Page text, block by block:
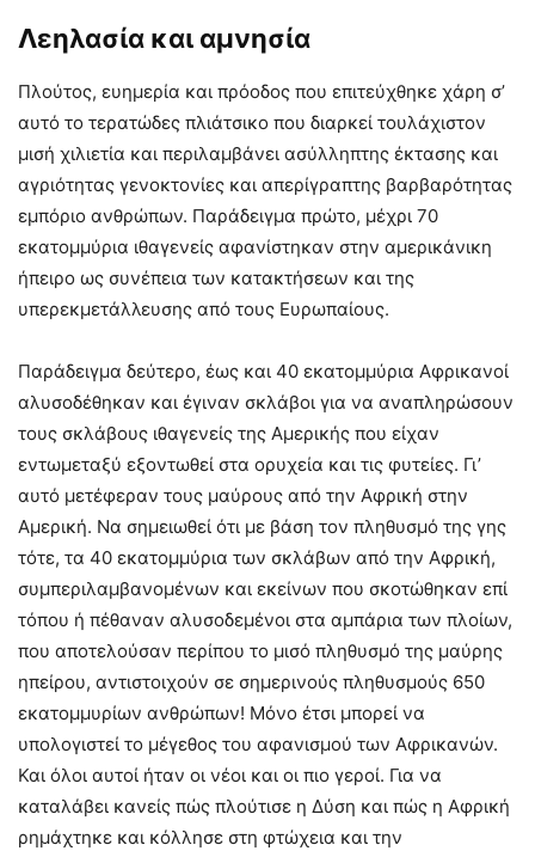
Λεηλασία και αμνησία
Πλούτος, ευημερία και πρόοδος που επιτεύχθηκε χάρη σ’
αυτό το τερατώδες πλιάτσικο που διαρκεί τουλάχιστον
μισή χιλιετία και περιλαμβάνει ασύλληπτης έκτασης και
αγριότητας γενοκτονίες και απερίγραπτης βαρβαρότητας
εμπόριο ανθρώπων. Παράδειγμα πρώτο, μέχρι 70
εκατομμύρια ιθαγενείς αφανίστηκαν στην αμερικάνικη
ήπειρο ως συνέπεια των κατακτήσεων και της
υπερεκμετάλλευσης από τους Ευρωπαίους.
Παράδειγμα δεύτερο, έως και 40 εκατομμύρια Αφρικανοί
αλυσοδέθηκαν και έγιναν σκλάβοι για να αναπληρώσουν
τους σκλάβους ιθαγενείς της Αμερικής που είχαν
εντωμεταξύ εξοντωθεί στα ορυχεία και τις φυτείες. Γι’
αυτό μετέφεραν τους μαύρους από την Αφρική στην
Αμερική. Να σημειωθεί ότι με βάση τον πληθυσμό της γης
τότε, τα 40 εκατομμύρια των σκλάβων από την Αφρική,
συμπεριλαμβανομένων και εκείνων που σκοτώθηκαν επί
τόπου ή πέθαναν αλυσοδεμένοι στα αμπάρια των πλοίων,
που αποτελούσαν περίπου το μισό πληθυσμό της μαύρης
ηπείρου, αντιστοιχούν σε σημερινούς πληθυσμούς 650
εκατομμυρίων ανθρώπων! Μόνο έτσι μπορεί να
υπολογιστεί το μέγεθος του αφανισμού των Αφρικανών.
Και όλοι αυτοί ήταν οι νέοι και οι πιο γεροί. Για να
καταλάβει κανείς πώς πλούτισε η Δύση και πώς η Αφρική
ρημάχτηκε και κόλλησε στη φτώχεια και την